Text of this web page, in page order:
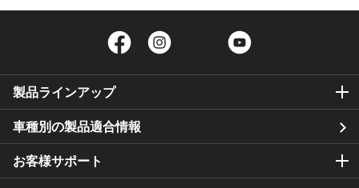
Facebook Twitter
製品ラインアップ
車種別の製品適合情報
お客様サポート